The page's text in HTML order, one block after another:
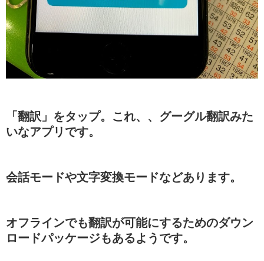
「翻訳」をタップ。これ、、グーグル翻訳みた
いなアプリです。
会話モードや文字変換モードなどあります。
オフラインでも翻訳が可能にするためのダウン
ロードパッケージもあるようです。